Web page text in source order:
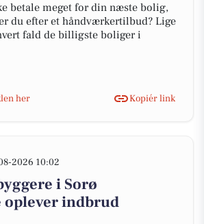
betale meget for din næste bolig,
du efter et håndværkertilbud? Lige
fald de billigste boliger i
her
Kopiér link
2026 10:02
i Sorø
oplever indbrud